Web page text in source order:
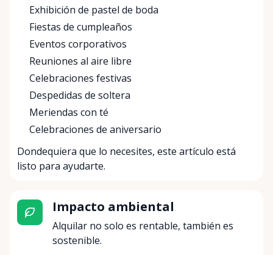
Exhibición de pastel de boda
Fiestas de cumpleaños
Eventos corporativos
Reuniones al aire libre
Celebraciones festivas
Despedidas de soltera
Meriendas con té
Celebraciones de aniversario
Dondequiera que lo necesites, este artículo está
listo para ayudarte.
Impacto ambiental
Alquilar no solo es rentable, también es
sostenible.